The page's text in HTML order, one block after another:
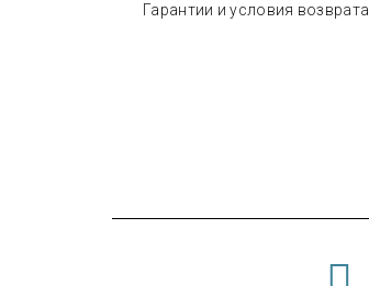
Гарантии и условия возврата